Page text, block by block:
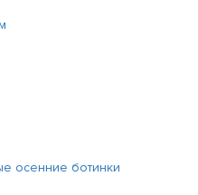
осенние ботинки